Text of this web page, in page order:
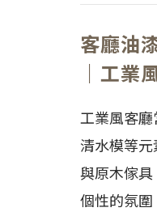
客廳油
｜工業
工業風客廳
清水模等
與原木傢
個性的氛